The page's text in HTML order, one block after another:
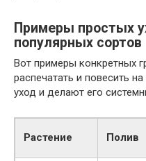
Примеры простых
популярных сортов
Вот примеры конкретных
распечатать и повесить
уход и делают его
Растение Полив